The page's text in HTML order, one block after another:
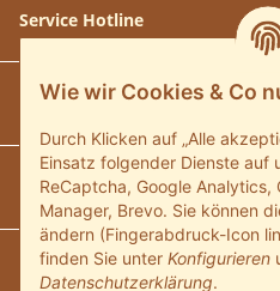
Wie wir Cookies & Co
Durch Klicken auf „Alle
Einsatz folgender Dienste auf
ReCaptcha, Google Analytics,
Manager, Brevo. Sie können
ändern (Fingerabdruck-Icon
finden Sie unter Konfigurieren
Datenschutzerklärung.
Service Hotline
Unsere Communitys
Unsere Zahlungsarten
Wir versenden mit: